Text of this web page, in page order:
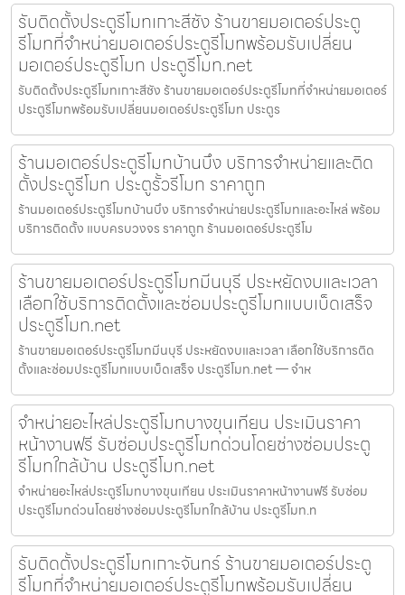
รับติดตั้งประตูรีโมทเกาะสีชัง ร้านขายมอเตอร์ประตู
รีโมทที่จำหน่ายมอเตอร์ประตูรีโมทพร้อมรับเปลี่ยน
มอเตอร์ประตูรีโมท ประตูรีโมท.net
รับติดตั้งประตูรีโมทเกาะสีชัง ร้านขายมอเตอร์ประตูรีโมทที่จำหน่ายมอเตอร์
ประตูรีโมทพร้อมรับเปลี่ยนมอเตอร์ประตูรีโมท ประตูร
ร้านมอเตอร์ประตูรีโมทบ้านบึง บริการจำหน่ายและติด
ตั้งประตูรีโมท ประตูรั้วรีโมท ราคาถูก
ร้านมอเตอร์ประตูรีโมทบ้านบึง บริการจำหน่ายประตูรีโมทและอะไหล่ พร้อม
บริการติดตั้ง แบบครบวงจร ราคาถูก ร้านมอเตอร์ประตูรีโม
ร้านขายมอเตอร์ประตูรีโมทมีนบุรี ประหยัดงบและเวลา
เลือกใช้บริการติดตั้งและซ่อมประตูรีโมทแบบเบ็ดเสร็จ
ประตูรีโมท.net
ร้านขายมอเตอร์ประตูรีโมทมีนบุรี ประหยัดงบและเวลา เลือกใช้บริการติด
ตั้งและซ่อมประตูรีโมทแบบเบ็ดเสร็จ ประตูรีโมท.net — จำห
จำหน่ายอะไหล่ประตูรีโมทบางขุนเทียน ประเมินราคา
หน้างานฟรี รับซ่อมประตูรีโมทด่วนโดยช่างซ่อมประตู
รีโมทใกล้บ้าน ประตูรีโมท.net
จำหน่ายอะไหล่ประตูรีโมทบางขุนเทียน ประเมินราคาหน้างานฟรี รับซ่อม
ประตูรีโมทด่วนโดยช่างซ่อมประตูรีโมทใกล้บ้าน ประตูรีโมท.n
รับติดตั้งประตูรีโมทเกาะจันทร์ ร้านขายมอเตอร์ประตู
รีโมทที่จำหน่ายมอเตอร์ประตูรีโมทพร้อมรับเปลี่ยน